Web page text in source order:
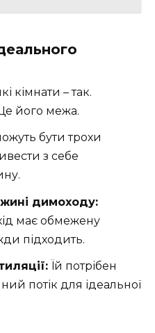
кімнати – так.
його межа.
бути трохи
з себе
димоходу:
має обмежену
підходить.
Їй потрібен
потік для ідеальної